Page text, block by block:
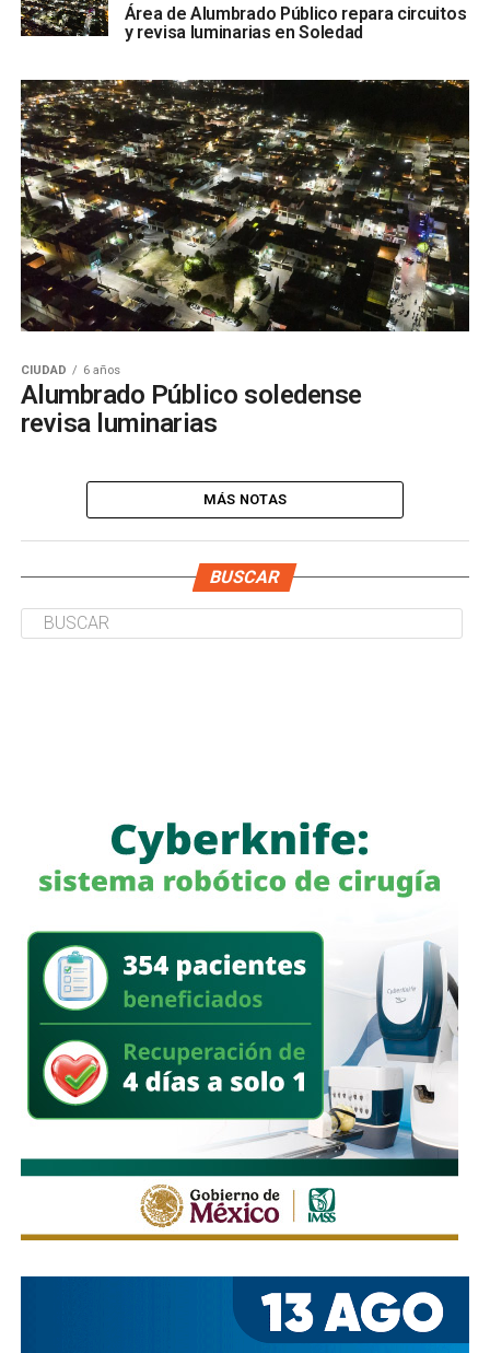
Área de Alumbrado Público repara circuitos
y revisa luminarias en Soledad
CIUDAD 6 años
Alumbrado Público soledense
revisa luminarias
MÁS NOTAS
BUSCAR